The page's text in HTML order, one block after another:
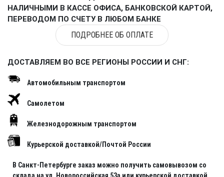
НАЛИЧНЫМИ В КАССЕ ОФИСА, БАНКОВСКОЙ КАРТОЙ,
ПЕРЕВОДОМ ПО СЧЕТУ В ЛЮБОМ БАНКЕ
ПОДРОБНЕЕ ОБ ОПЛАТЕ
ДОСТАВЛЯЕМ ВО ВСЕ РЕГИОНЫ РОССИИ И СНГ:
Автомобильным транспортом
Самолетом
Железнодорожным транспортом
Курьерской доставкой/Почтой России
В Санкт-Петербурге заказ можно получить самовывозом со
склада на ул. Новороссийская 53а или курьерской доставкой